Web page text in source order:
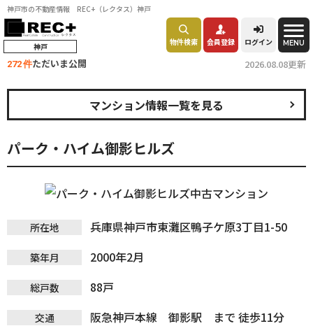
神戸市の不動産情報 REC+（レクタス）神戸
神戸 物件検索 会員登録 ログイン MENU
272 件ただいま公開 2026.08.08更新
パーク・ハイム御影ヒルズ
マンション情報一覧を見る
所在地 兵庫県神戸市東灘区鴨子ケ原3丁目1-50
築年月 2000年2月
総戸数 88戸
交通 阪急神戸本線 御影駅 まで 徒歩11分